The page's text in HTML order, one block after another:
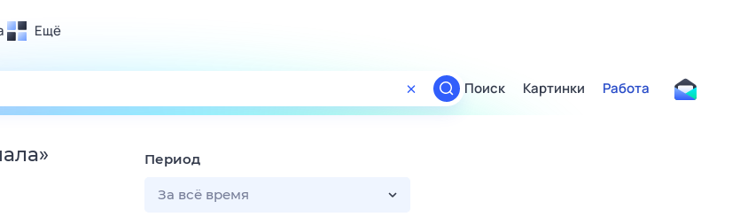
Ещё
Поиск
ТВ-программа
Поиск Картинки Работа
» Период
За всё время